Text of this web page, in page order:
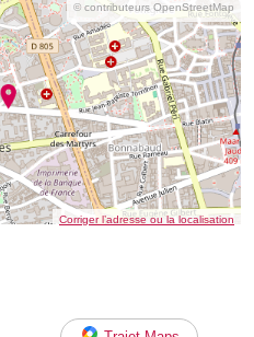
© contributeurs OpenStreetMap
Corriger l’adresse ou la localisation